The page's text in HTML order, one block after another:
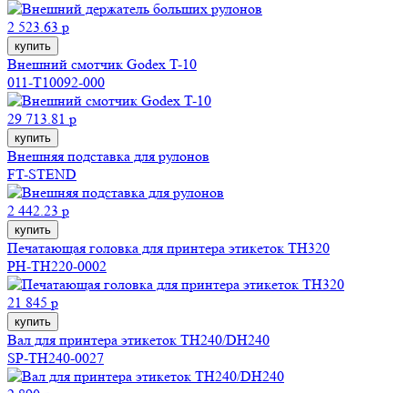
2 523.63 р
купить
Внешний смотчик Godex T-10
011-T10092-000
29 713.81 р
купить
Внешняя подставка для рулонов
FT-STEND
2 442.23 р
купить
Печатающая головка для принтера этикеток TH320
PH-TH220-0002
21 845 р
купить
Вал для принтера этикеток TH240/DH240
SP-TH240-0027